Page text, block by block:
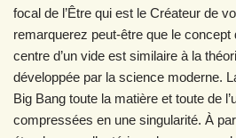
focal de l’Être qui est le Créateur de
remarquerez peut-être que le concept
centre d’un vide est similaire à la
développée par la science moderne.
Big Bang toute la matière et toute de
compressées en une singularité. À